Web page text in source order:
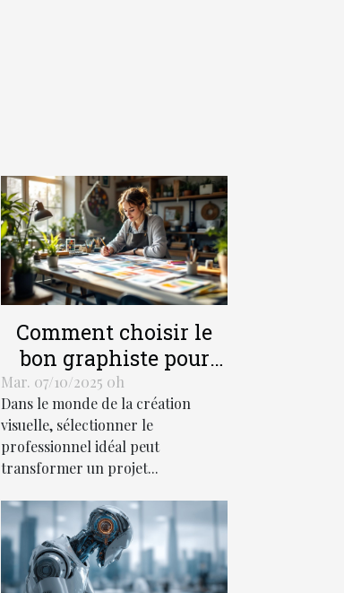
Comment choisir le
bon graphiste pour
votre projet créatif ?
Mar. 07/10/2025 0h
Dans le monde de la création
visuelle, sélectionner le
professionnel idéal peut
transformer un projet...